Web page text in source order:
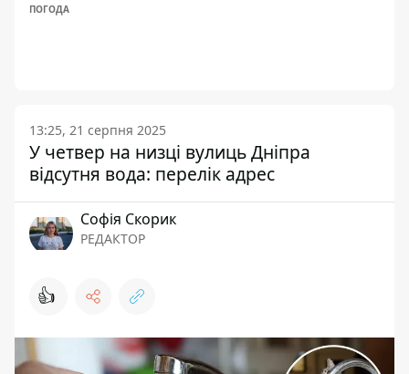
ПОГОДА
13:25, 21 серпня 2025
У четвер на низці вулиць Дніпра
відсутня вода: перелік адрес
Софія Скорик
РЕДАКТОР
👍